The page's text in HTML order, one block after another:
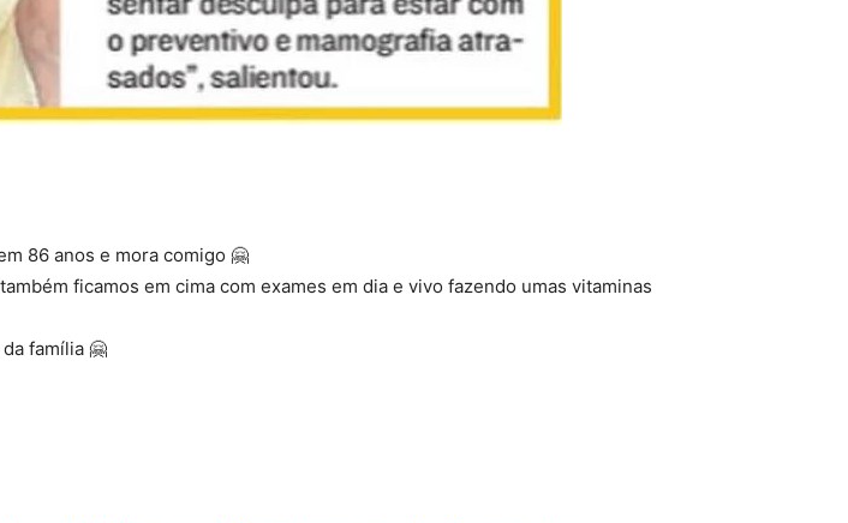
86 anos e mora comigo 🤗
ficamos em cima com exames em dia e vivo fazendo umas vitaminas
família 🤗